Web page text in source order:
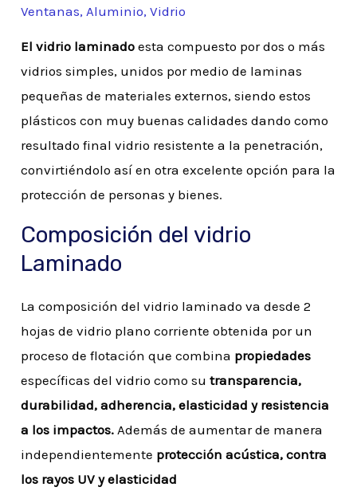
Ventanas, Aluminio,Vidrio
El vidrio laminadoesta compuesto por dos o más
vidrios simples, unidos por medio de laminas
pequeñas de materiales externos, siendo estos
plásticos con muy buenas calidades dando como
resultado final vidrio resistente a la penetración,
convirtiéndolo así en otra excelente opción para la
protección de personas y bienes.
Composición del vidrio
Laminado
La composición del vidrio laminado va desde 2
hojas de vidrio plano corriente obtenida por un
proceso de flotación que combina propiedades
específicas del vidrio como sutransparencia,
durabilidad, adherencia, elasticidad y resistencia
a los impactos. Además de aumentar de manera
independientemente protección acústica, contra
los rayos UV y elasticidad